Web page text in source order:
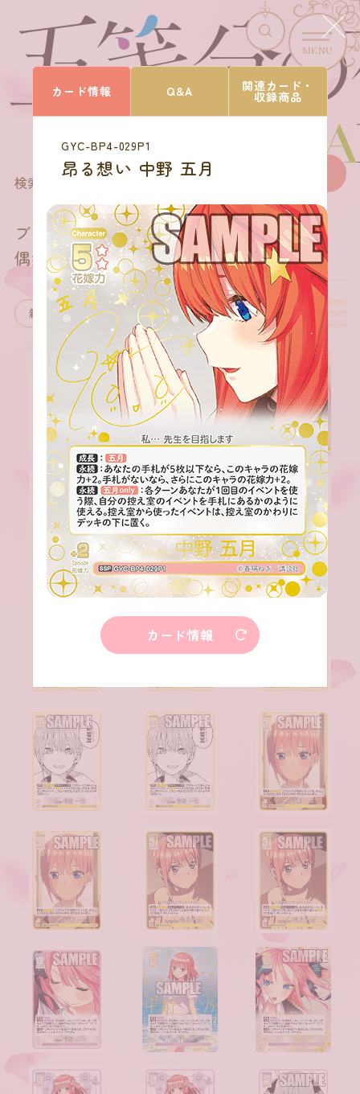
MENU
CARD LIST
カードを探す
検索結果 169
ブースターパック vol.4
偶然のない夏休み
カード情報 Q&A 関連カード・
収録商品
GYC-BP4-029P1
昂る想い 中野 五月
カード情報